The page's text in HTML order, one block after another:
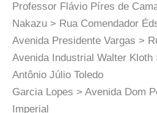
Professor Flávio Píres de
Nakazu > Rua Comendador
Avenida Presidente Vargas >
Avenida Industrial Walter Kloth
Antônio Júlio Toledo
Garcia Lopes > Avenida Dom
Imperial